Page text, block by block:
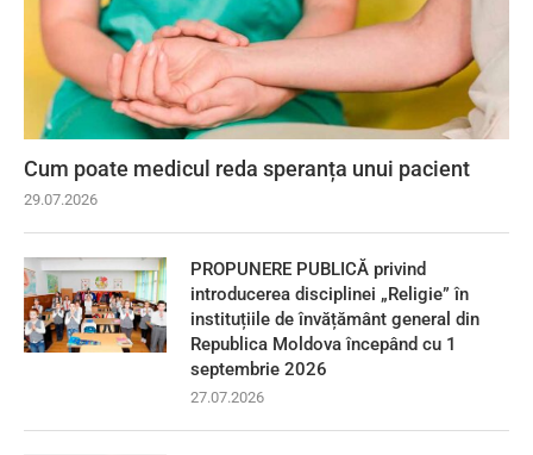
Cum poate medicul reda speranța unui pacient
29.07.2026
PROPUNERE PUBLICĂ privind
introducerea disciplinei „Religie” în
instituțiile de învățământ general din
Republica Moldova începând cu 1
septembrie 2026
27.07.2026